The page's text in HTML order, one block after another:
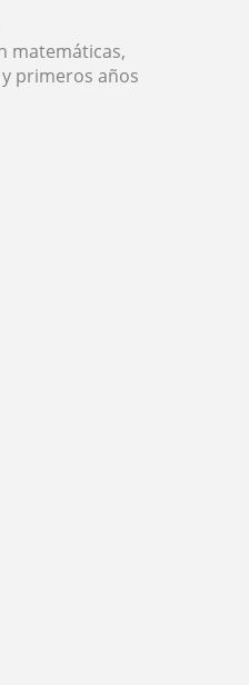
matemáticas,
primeros años